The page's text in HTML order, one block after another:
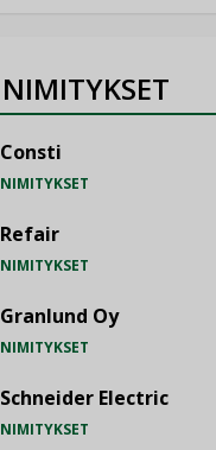
NIMITYKSET
Consti
NIMITYKSET
Refair
NIMITYKSET
Granlund Oy
NIMITYKSET
Schneider Electric
NIMITYKSET